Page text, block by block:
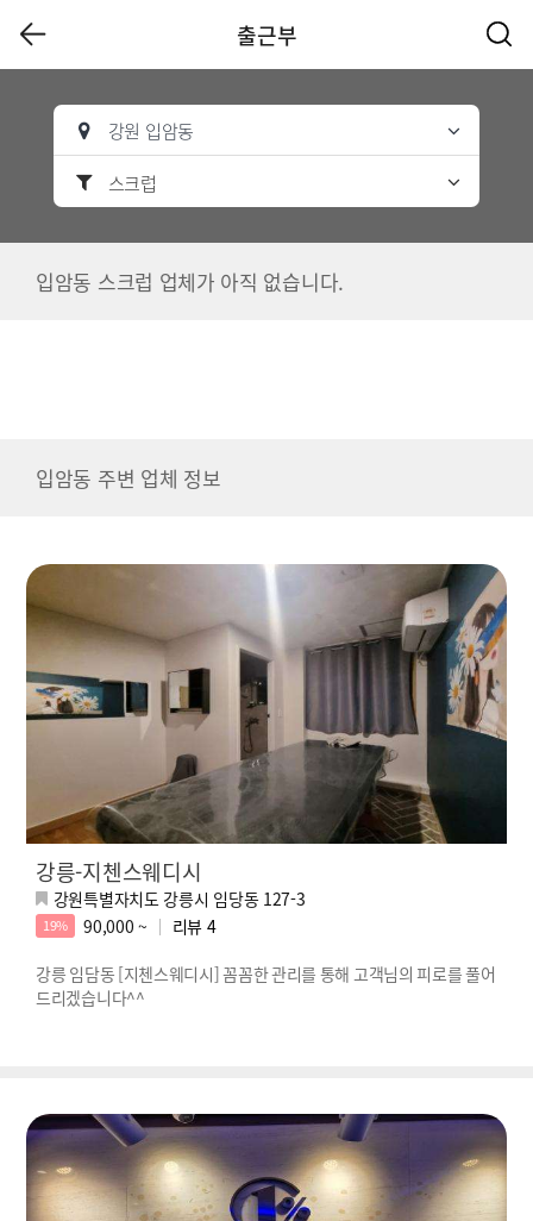
출근부
강원 입암동
스크럽
입암동 스크럽 업체가 아직 없습니다.
입암동 주변 업체 정보
강릉-지첸스웨디시
강원특별자치도 강릉시 임당동 127-3
19% 90,000 ~ 리뷰 4
강릉 임담동 [지첸스웨디시] 꼼꼼한 관리를 통해 고객님의 피로를 풀어
드리겠습니다^^